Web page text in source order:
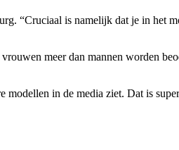
“Cruciaal is namelijk dat je in het
meer dan mannen worden
in de media ziet. Dat is